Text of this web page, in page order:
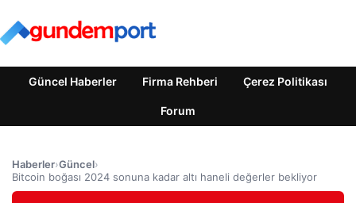
Güncel Haberler Firma Rehberi Çerez Politikası
Forum
Haberler›Güncel›
Bitcoin boğası 2024 sonuna kadar altı haneli değerler bekliyor